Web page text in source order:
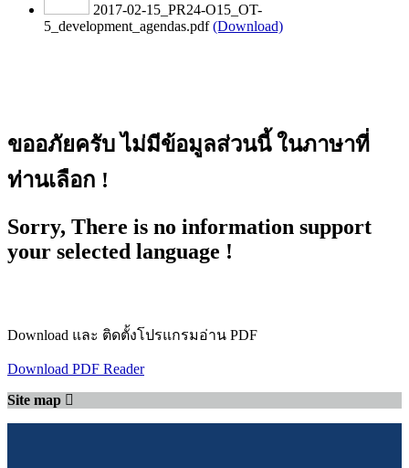
2017-02-15_PR24-O15_OT-
5_development_agendas.pdf (Download)
ขออภัยครับ ไม่มีข้อมูลส่วนนี้ ในภาษาที่
ท่านเลือก !
Sorry, There is no information support
your selected language !
Download และ ติดตั้งโปรแกรมอ่าน PDF
Download PDF Reader
Site map